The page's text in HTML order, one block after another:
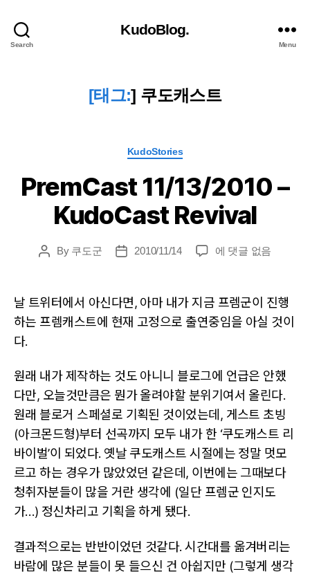
Search
KudoBlog.
Menu
[태그:] 쿠도캐스트
Categories
KudoStories
PremCast 11/13/2010 –
KudoCast Revival
PostBy 쿠도군
Post2010/11/14
PremCast
KudoCast
Revival
에 댓글 없음
날 트위터에서 아신다면, 아마 내가 지금 프렘군이 진행
하는 프렘캐스트에 현재 고정으로 출연중임을 아실 것이
다.
원래 내가 제작하는 것도 아니니 블로그에 언급은 안했
다만, 오늘것만큼은 뭔가 올려야할 분위기여서 올린다.
원래 블로거 스페셜로 기획된 것이었는데, 게스트 초빙
(아크몬드형)부터 선곡까지 모두 내가 한 ‘쿠도캐스트 리
바이벌’이 되었다. 옛날 쿠도캐스트 시절에는 정말 멋모
르고 하는 경우가 많았었던 같은데, 이번에는 그때보다
청취자분들이 많을 거란 생각에 (일단 프렘군 인지도
가…) 정신차리고 기획을 하게 됐다.
결과적으로는 반반이었던 것같다. 시간대를 옮겨버리는
바람에 많은 분들이 못 들으신 건 아쉽지만 (그렇게 생각